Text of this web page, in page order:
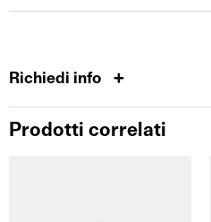
Richiedi info
Prodotti correlati